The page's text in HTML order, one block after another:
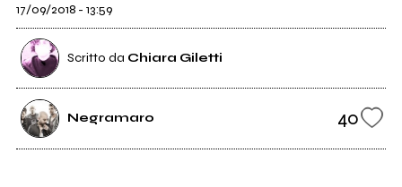
17/09/2018 - 13:59
Scritto da Chiara Giletti
Negramaro 40